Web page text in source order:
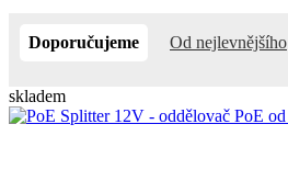
Doporučujeme Od nejlevnějšího
skladem